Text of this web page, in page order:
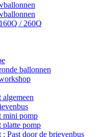
/ 260Q
ballonnen
mini pomp
platte pomp
Past door de brievenbus